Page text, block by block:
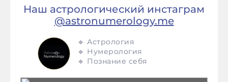
Наш астрологический инстаграм
@astronumerology.me
🔹 Астрология
🔹 Нумерология
🔹 Познание себя